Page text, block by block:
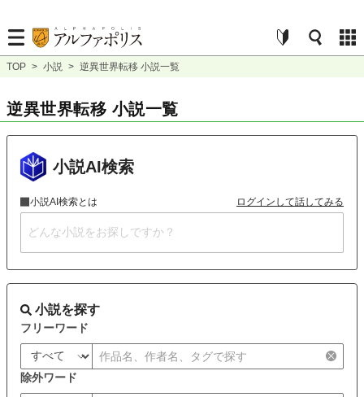
TOP > 小説 > 逆異世界転移 小説一覧
逆異世界転移 小説一覧
小説AI検索
小説AI検索とは ログインして話してみる
小説を探す
フリーワード
除外ワード